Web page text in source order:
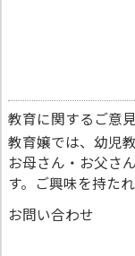
教育に関するご意
教育嬢では、幼児
お母さん・お父さ
す。ご興味を持た
お問い合わせ